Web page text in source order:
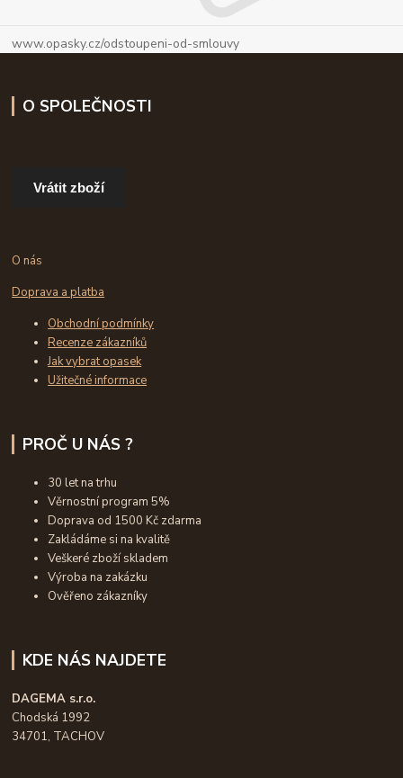
www.opasky.cz/odstoupeni-od-smlouvy
O SPOLEČNOSTI
Vrátit zboží
O nás
Doprava a platba
Obchodní podmínky
Recenze zákazníků
Jak vybrat opasek
Užitečné informace
PROČ U NÁS ?
30 let na trhu
Věrnostní program 5%
Doprava od 1500 Kč zdarma
Zakládáme si na kvalitě
Veškeré zboží skladem
Výroba na zakázku
Ověřeno zákazníky
KDE NÁS NAJDETE
DAGEMA s.r.o.
Chodská 1992
34701, TACHOV